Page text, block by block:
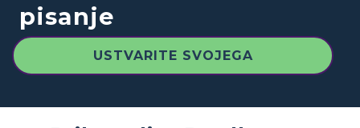
pisanje
USTVARITE SVOJEGA